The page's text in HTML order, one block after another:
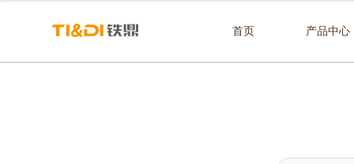
首页 产品中心